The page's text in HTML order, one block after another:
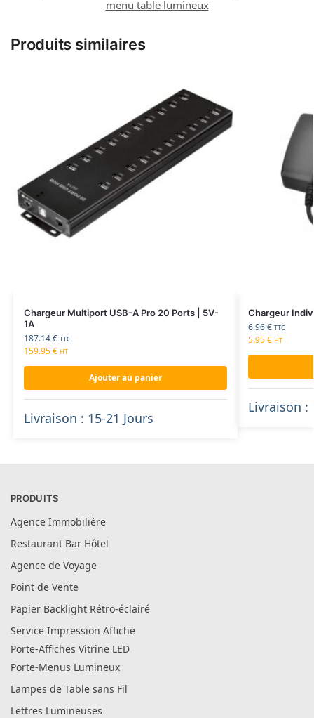
menu table lumineux
Produits similaires
Chargeur Multiport USB-A Pro 20 Ports | 5V-
1A
187.14€ TTC
159.95€ HT
Ajouter au panier
Livraison : 15-21 Jours
Chargeur
6.96€ TTC
5.95€ HT
Livraison :
PRODUITS
Agence Immobilière
Restaurant Bar Hôtel
Agence de Voyage
Point de Vente
Papier Backlight Rétro-éclairé
Service Impression Affiche
Porte-Affiches Vitrine LED
Porte-Menus Lumineux
Lampes de Table sans Fil
Lettres Lumineuses